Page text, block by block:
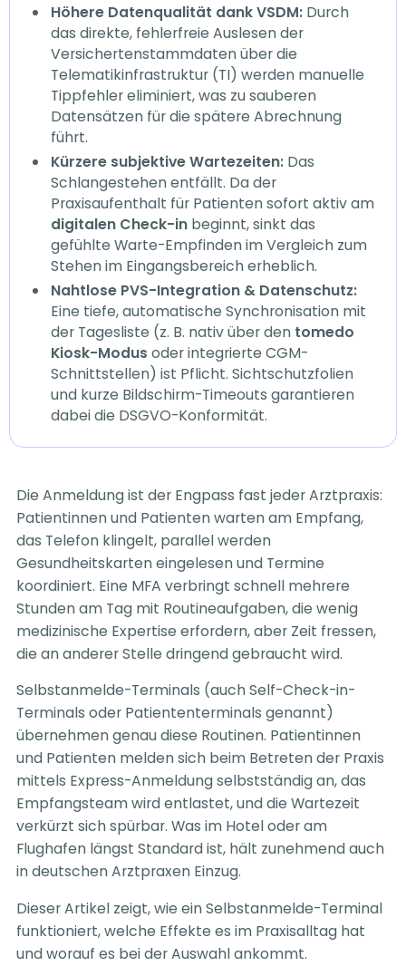
Höhere Datenqualität dank VSDM: Durch
das direkte, fehlerfreie Auslesen der
Versichertenstammdaten über die
Telematikinfrastruktur (TI) werden manuelle
Tippfehler eliminiert, was zu sauberen
Datensätzen für die spätere Abrechnung
führt.
Kürzere subjektive Wartezeiten: Das
Schlangestehen entfällt. Da der
Praxisaufenthalt für Patienten sofort aktiv am
digitalen Check-in beginnt, sinkt das
gefühlte Warte-Empfinden im Vergleich zum
Stehen im Eingangsbereich erheblich.
Nahtlose PVS-Integration & Datenschutz:
Eine tiefe, automatische Synchronisation mit
der Tagesliste (z. B. nativ über den tomedo
Kiosk-Modus oder integrierte CGM-
Schnittstellen) ist Pflicht. Sichtschutzfolien
und kurze Bildschirm-Timeouts garantieren
dabei die DSGVO-Konformität.
Die Anmeldung ist der Engpass fast jeder Arztpraxis:
Patientinnen und Patienten warten am Empfang,
das Telefon klingelt, parallel werden
Gesundheitskarten eingelesen und Termine
koordiniert. Eine MFA verbringt schnell mehrere
Stunden am Tag mit Routineaufgaben, die wenig
medizinische Expertise erfordern, aber Zeit fressen,
die an anderer Stelle dringend gebraucht wird.
Selbstanmelde-Terminals (auch Self-Check-in-
Terminals oder Patiententerminals genannt)
übernehmen genau diese Routinen. Patientinnen
und Patienten melden sich beim Betreten der Praxis
mittels Express-Anmeldung selbstständig an, das
Empfangsteam wird entlastet, und die Wartezeit
verkürzt sich spürbar. Was im Hotel oder am
Flughafen längst Standard ist, hält zunehmend auch
in deutschen Arztpraxen Einzug.
Dieser Artikel zeigt, wie ein Selbstanmelde-Terminal
funktioniert, welche Effekte es im Praxisalltag hat
und worauf es bei der Auswahl ankommt.